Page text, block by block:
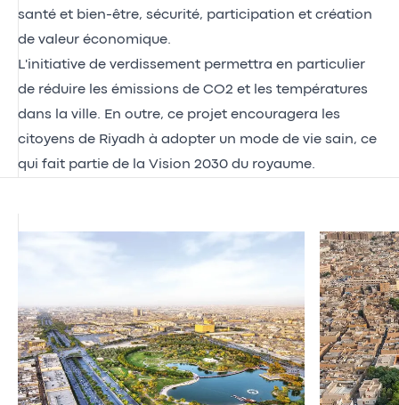
santé et bien-être, sécurité, participation et création
de valeur économique.
L'initiative de verdissement permettra en particulier
de réduire les émissions de CO2 et les températures
dans la ville. En outre, ce projet encouragera les
citoyens de Riyadh à adopter un mode de vie sain, ce
qui fait partie de la Vision 2030 du royaume.